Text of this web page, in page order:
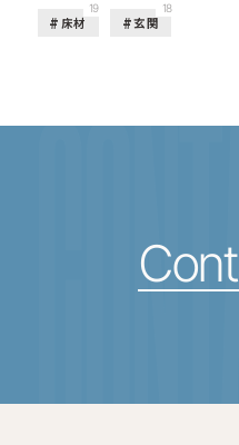
床材
19
玄関
18